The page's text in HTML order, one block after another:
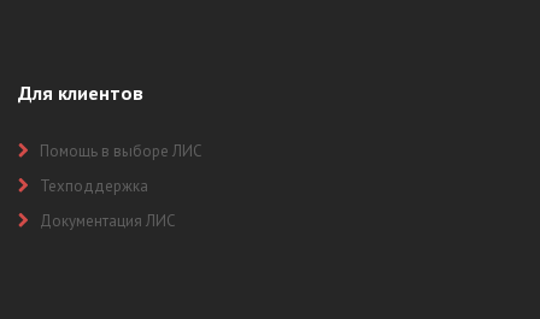
Для клиентов
Помощь в выборе ЛИС
Техподдержка
Документация ЛИС